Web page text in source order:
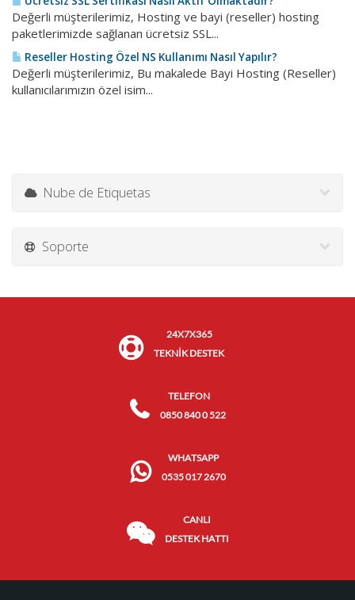
Değerli müşterilerimiz, Hosting ve bayi (reseller) hosting
paketlerimizde sağlanan ücretsiz SSL...
Reseller Hosting Özel NS Kullanımı Nasıl Yapılır?
Değerli müşterilerimiz, Bu makalede Bayi Hosting (Reseller)
kullanıcılarımızın özel isim...
Nube de Etiquetas
Soporte
24X7X365
TEKNİK DESTEK
TELEFON
0850 840 0 522
WHATSAPP
0535 017 2670
CANLI
DESTEK HATTI